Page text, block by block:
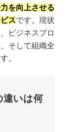
を向上させる
スです。現状
ビジネスプロ
そして組織全
。
違いは何